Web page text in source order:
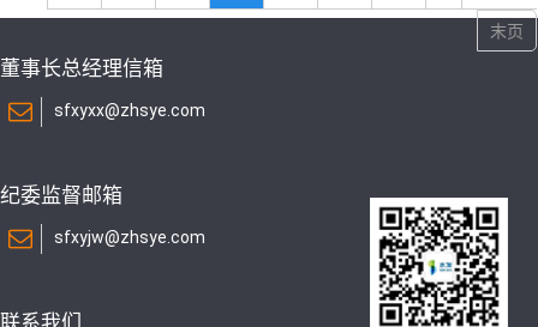
末页
董事长总经理信箱
sfxyxx@zhsye.com
纪委监督邮箱
sfxyjw@zhsye.com
联系我们